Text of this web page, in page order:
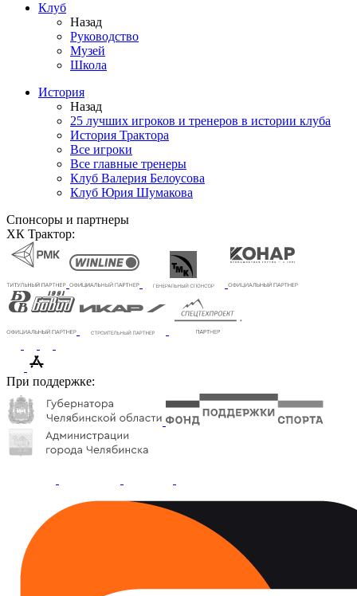
Клуб
Назад
Руководство
Музей
Школа
История
Назад
25 лучших игроков и тренеров в истории клуба
История Трактора
Все игроки
Все главные тренеры
Клуб Валерия Белоусова
Клуб Юрия Шумакова
Спонсоры и партнеры
ХК Трактор:
При поддержке: